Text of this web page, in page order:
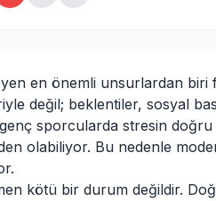
en önemli unsurlardan biri
değil; beklentiler, sosyal
sporcularda stresin
olabiliyor. Bu nedenle
kötü bir durum değildir.